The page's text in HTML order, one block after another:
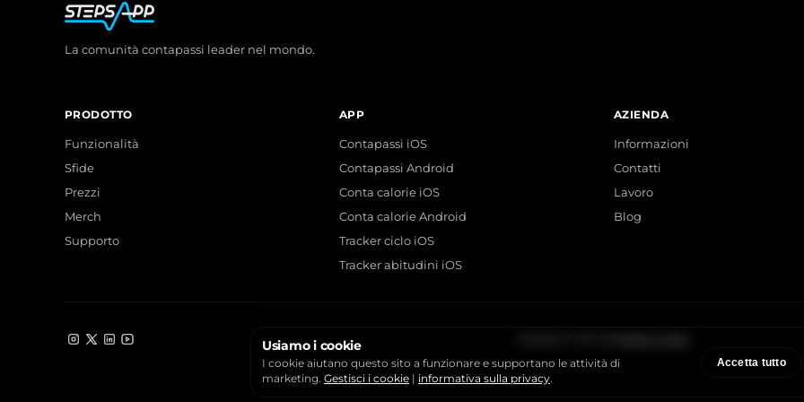
La comunità contapassi leader nel mondo.
PRODOTTO
Funzionalità
Sfide
Prezzi
Merch
Supporto
APP
Contapassi iOS
Contapassi Android
Conta calorie iOS
Conta calorie Android
Tracker ciclo iOS
Tracker abitudini iOS
AZIENDA
Informazioni
Contatti
Lavoro
Blog
Instagram
X LinkedIn
YouTube Usiamo i cookie
I cookie aiutano questo sito a funzionare e supportano le attività di
marketing. Gestisci i cookie | informativa sulla privacy.
Accetta tutto